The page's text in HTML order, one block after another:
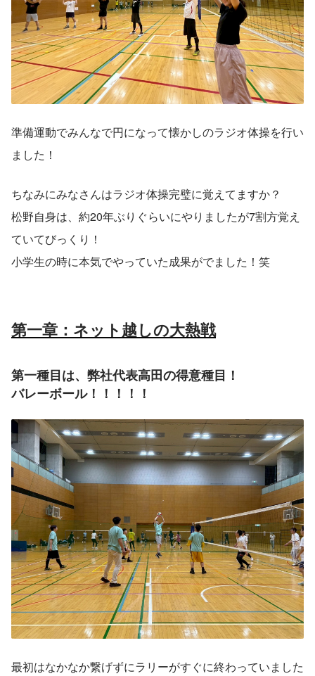
準備運動でみんなで円になって懐かしのラジオ体操を行い
ました！
ちなみにみなさんはラジオ体操完璧に覚えてますか？
松野自身は、約20年ぶりぐらいにやりましたが7割方覚え
ていてびっくり！
小学生の時に本気でやっていた成果がでました！笑
第一章：ネット越しの大熱戦
第一種目は、弊社代表高田の得意種目！
バレーボール！！！！！
最初はなかなか繋げずにラリーがすぐに終わっていました